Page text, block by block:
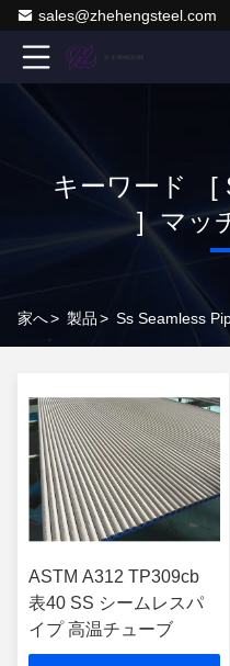
sales@zhehengsteel.com
キーワード [
] マッ
家へ> 製品> Ss Seamless
ASTM A312 TP309cb
表40 SS シームレスパ
イプ 高温チューブ